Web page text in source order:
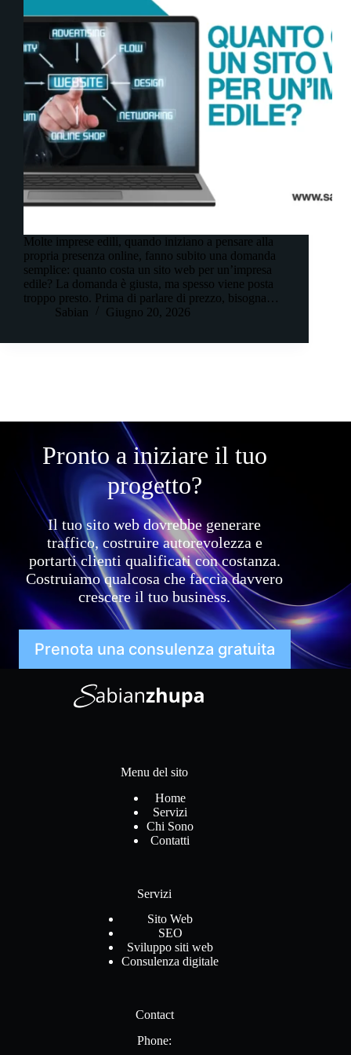
Molte imprese edili, quando iniziano a pensare alla
propria presenza online, fanno subito una domanda
semplice: quanto costa un sito web per un’impresa
edile? La domanda è giusta, ma spesso viene posta
troppo presto. Prima di parlare di prezzo, bisogna…
Sabian
Giugno 20, 2026
Pronto a iniziare il tuo
progetto?
Il tuo sito web dovrebbe generare
traffico, costruire autorevolezza e
portarti clienti qualificati con costanza.
Costruiamo qualcosa che faccia davvero
crescere il tuo business.
Prenota una consulenza gratuita
Menu del sito
Home
Servizi
Chi Sono
Contatti
Servizi
Sito Web
SEO
Sviluppo siti web
Consulenza digitale
Contact
Phone: